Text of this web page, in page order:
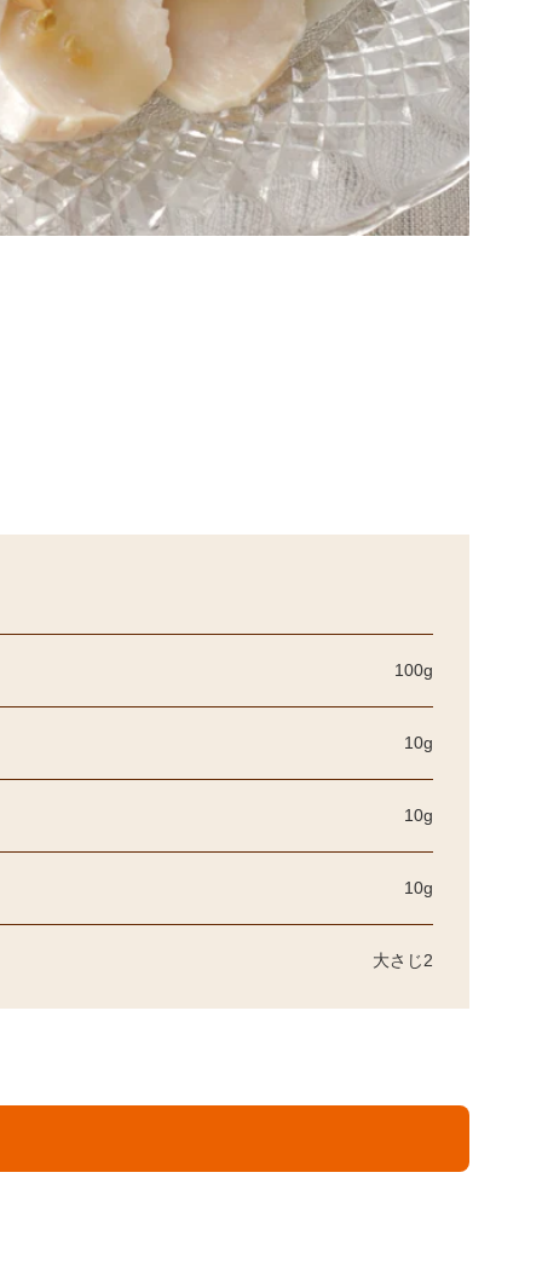
100g
10g
10g
10g
大さじ2